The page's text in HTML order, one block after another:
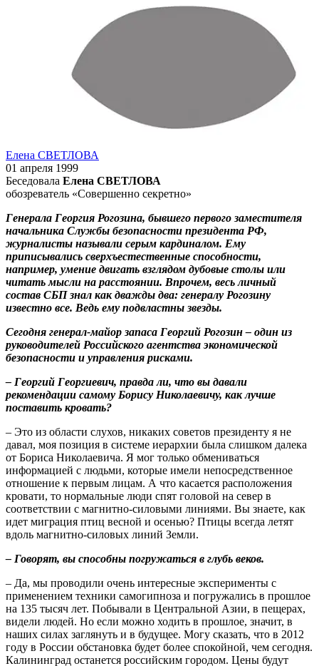
Елена СВЕТЛОВА
01 апреля 1999
Беседовала Елена СВЕТЛОВА
обозреватель «Совершенно секретно»
Генерала Георгия Рогозина, бывшего первого заместителя
начальника Службы безопасности президента РФ,
журналисты называли серым кардиналом. Ему
приписывались сверхъестественные способности,
например, умение двигать взглядом дубовые столы или
читать мысли на расстоянии. Впрочем, весь личный
состав СБП знал как дважды два: генералу Рогозину
известно все. Ведь ему подвластны звезды.
Сегодня генерал-майор запаса Георгий Рогозин – один из
руководителей Российского агентства экономической
безопасности и управления рисками.
– Георгий Георгиевич, правда ли, что вы давали
рекомендации самому Борису Николаевичу, как лучше
поставить кровать?
– Это из области слухов, никаких советов президенту я не
давал, моя позиция в системе иерархии была слишком далека
от Бориса Николаевича. Я мог только обмениваться
информацией с людьми, которые имели непосредственное
отношение к первым лицам. А что касается расположения
кровати, то нормальные люди спят головой на север в
соответствии с магнитно-силовыми линиями. Вы знаете, как
идет миграция птиц весной и осенью? Птицы всегда летят
вдоль магнитно-силовых линий Земли.
– Говорят, вы способны погружаться в глубь веков.
– Да, мы проводили очень интересные эксперименты с
применением техники самогипноза и погружались в прошлое
на 135 тысяч лет. Побывали в Центральной Азии, в пещерах,
видели людей. Но если можно ходить в прошлое, значит, в
наших силах заглянуть и в будущее. Могу сказать, что в 2012
году в России обстановка будет более спокойной, чем сегодня.
Калининград останется российским городом. Цены будут